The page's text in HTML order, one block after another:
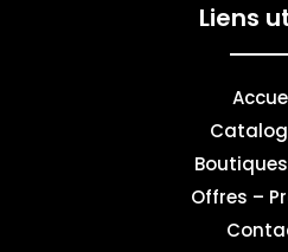
Liens
Offres –